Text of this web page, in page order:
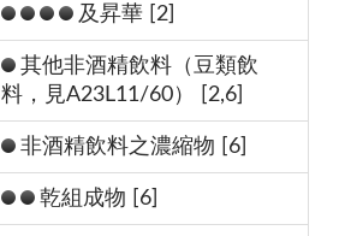
及昇華 [2]
其他非酒精飲料（豆類飲
料，見A23L11/60） [2,6]
非酒精飲料之濃縮物 [6]
乾組成物 [6]